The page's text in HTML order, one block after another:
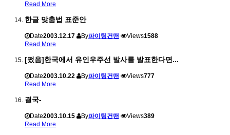
Read More
한글 맞춤법 표준안
Date2003.12.17 By파이팅건맨 Views1588
Read More
[펐음]한국에서 유인우주선 발사를 발표한다면...
Date2003.10.22 By파이팅건맨 Views777
Read More
결국-
Date2003.10.15 By파이팅건맨 Views389
Read More